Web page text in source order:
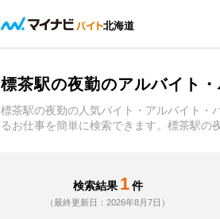
北海道
標茶駅の夜勤のアルバイト
標茶駅の夜勤の人気バイト・アルバイト・
るお仕事を簡単に検索できます。標茶駅の
検索結果 1 件
（最終更新日：2026年8月7日）